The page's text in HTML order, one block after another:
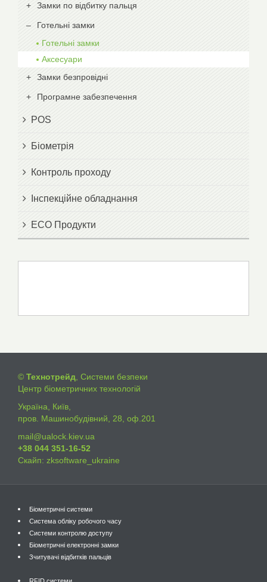
Замки по відбитку пальця
Готельні замки
Готельні замки
Аксесуари
Замки безпровідні
Програмне забезпечення
POS
Біометрія
Контроль проходу
Інспекційне обладнання
ECO Продукти
© Технотрейд , Системи безпеки
Центр біометричних технологій
Україна, Київ,
пров. Машинобудівний, 28, оф.201
mail@ualock.kiev.ua
+38 044 351-16-52
Скайп: zksoftware_ukraine
Біометричні системи
Система обліку робочого часу
Системи контролю доступу
Біометричні електронні замки
Зчитувачі відбитків пальців